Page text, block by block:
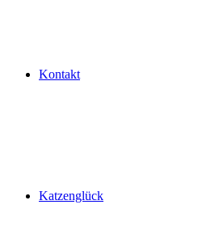
Kontakt
Katzenglück